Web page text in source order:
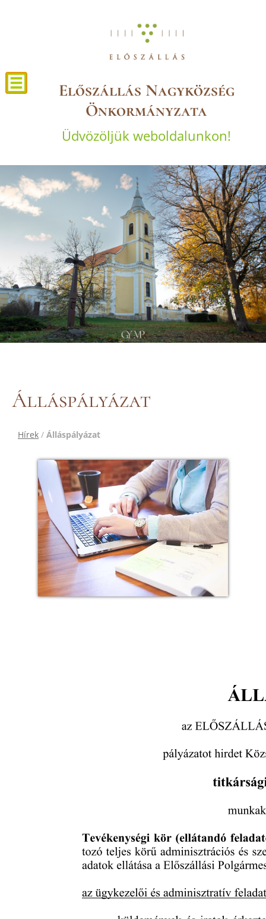
Előszállás Nagyközség
Önkormányzata
Üdvözöljük weboldalunkon!
Álláspályázat
Hírek / Álláspályázat